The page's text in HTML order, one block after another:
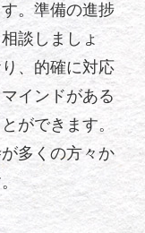
。準備の進捗
談しましょ
、的確に対応
インドがある
ができます。
多くの方々か